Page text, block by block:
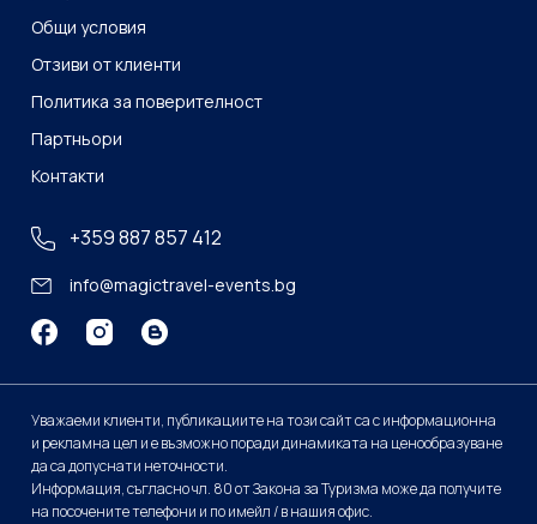
Общи условия
Отзиви от клиенти
Политика за поверителност
Партньори
Контакти
+359 887 857 412
info@magictravel-events.bg
Уважаеми клиенти, публикациите на този сайт са с информационна
и рекламна цел и е възможно поради динамиката на ценообразуване
да са допуснати неточности.
Информация, съгласно чл. 80 от Закона за Туризма може да получите
на посочените телефони и по имейл / в нашия офис.